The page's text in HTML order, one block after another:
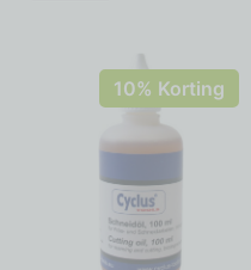
10% Korting